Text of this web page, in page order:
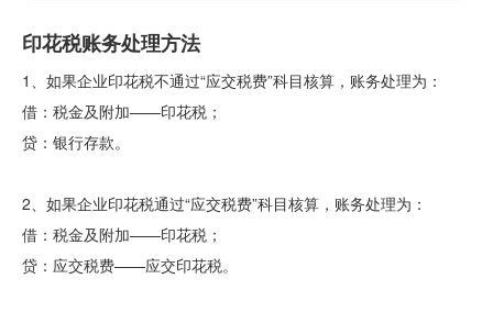
印花税账务处理方法
1、如果企业印花税不通过“应交税费”科目核算，账务处理为：
借：税金及附加——印花税；
贷：银行存款。
2、如果企业印花税通过“应交税费”科目核算，账务处理为：
借：税金及附加——印花税；
贷：应交税费——应交印花税。